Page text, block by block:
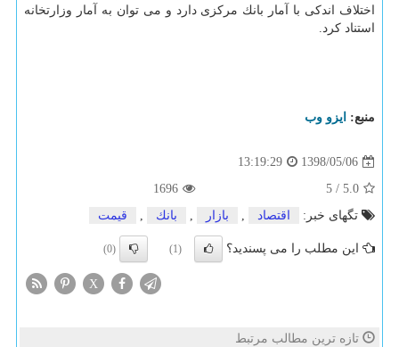
اختلاف اندكی با آمار بانك مركزی دارد و می توان به آمار وزارتخانه
استناد كرد.
منبع: ایزو وب
1398/05/06
13:19:29
5.0
/
5
1696
تگهای خبر:
اقتصاد , بازار , بانك , قیمت
این مطلب را می پسندید؟ (1)
(0)
X
تازه ترین مطالب مرتبط